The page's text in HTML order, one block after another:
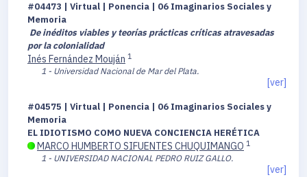
#04473 | Virtual | Ponencia | 06 Imaginarios Sociales y
Memoria
De inéditos viables y teorías prácticas críticas atravesadas
por la colonialidad
Inés Fernández Mouján 1
1 - Universidad Nacional de Mar del Plata.
[ver]
#04575 | Virtual | Ponencia | 06 Imaginarios Sociales y
Memoria
EL IDIOTISMO COMO NUEVA CONCIENCIA HERÉTICA
MARCO HUMBERTO SIFUENTES CHUQUIMANGO 1
1 - UNIVERSIDAD NACIONAL PEDRO RUIZ GALLO.
[ver]